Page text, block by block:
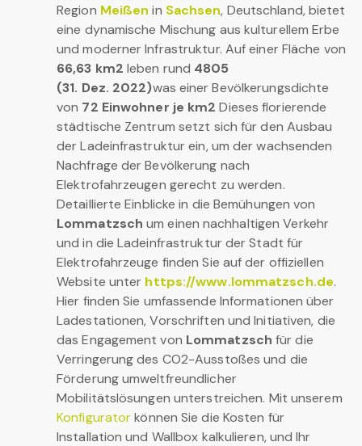
Region Meißen in Sachsen, Deutschland, bietet
eine dynamische Mischung aus kulturellem Erbe
und moderner Infrastruktur. Auf einer Fläche von
66,63 km2 leben rund 4805
(31. Dez. 2022)was einer Bevölkerungsdichte
von 72 Einwohner je km2 Dieses florierende
städtische Zentrum setzt sich für den Ausbau
der Ladeinfrastruktur ein, um der wachsenden
Nachfrage der Bevölkerung nach
Elektrofahrzeugen gerecht zu werden.
Detaillierte Einblicke in die Bemühungen von
Lommatzsch um einen nachhaltigen Verkehr
und in die Ladeinfrastruktur der Stadt für
Elektrofahrzeuge finden Sie auf der offiziellen
Website unter https://www.lommatzsch.de.
Hier finden Sie umfassende Informationen über
Ladestationen, Vorschriften und Initiativen, die
das Engagement von Lommatzsch für die
Verringerung des CO2-Ausstoßes und die
Förderung umweltfreundlicher
Mobilitätslösungen unterstreichen. Mit unserem
Konfiguratorkönnen Sie die Kosten für
Installation und Wallbox kalkulieren, und Ihr